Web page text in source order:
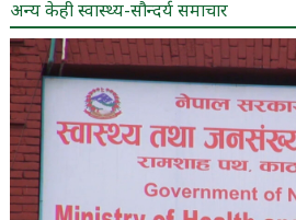
अन्य केही स्वास्थ्य-सौन्दर्य समाचार